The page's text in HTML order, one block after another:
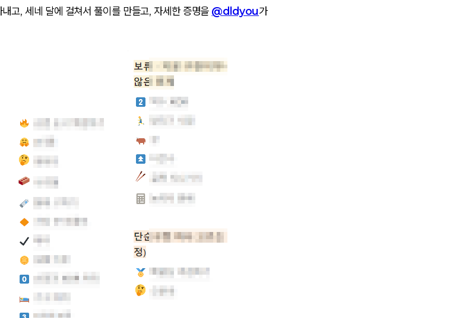
고, 세네 달에 걸쳐서 풀이를 만들고, 자세한 증명을 @dldyou가